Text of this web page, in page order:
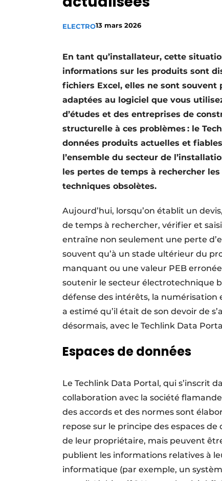
S’inscrire
Video’s
ELECTRO13 mars 2026
En tant qu’installateur, cette
informations sur les produits sont
fichiers Excel, elles ne sont
adaptées au logiciel que vous
d’études et des entreprises de
structurelle à ces problèmes : le
données produits actuelles et
l’ensemble du secteur de
les pertes de temps à rechercher
techniques obsolètes.
Aujourd’hui, lorsqu’on établit un
de temps à rechercher, vérifier et
entraîne non seulement une perte
souvent qu’à un stade ultérieur du
manquant ou une valeur PEB
soutenir le secteur électrotechnique
défense des intérêts, la numérisation
a estimé qu’il était de son devoir de
désormais, avec le Techlink Data
Espaces de données
Le Techlink Data Portal, qui s’inscrit
collaboration avec la société
des accords et des normes sont
repose sur le principe des espaces
de leur propriétaire, mais peuvent
publient les informations relatives à
informatique (par exemple, un